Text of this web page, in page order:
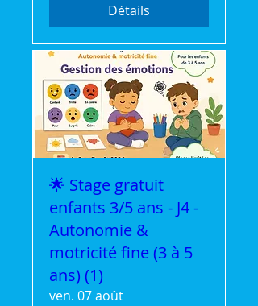
Détails
🌟 Stage gratuit
enfants 3/5 ans - J4 -
Autonomie &
motricité fine (3 à 5
ans) (1)
ven. 07 août